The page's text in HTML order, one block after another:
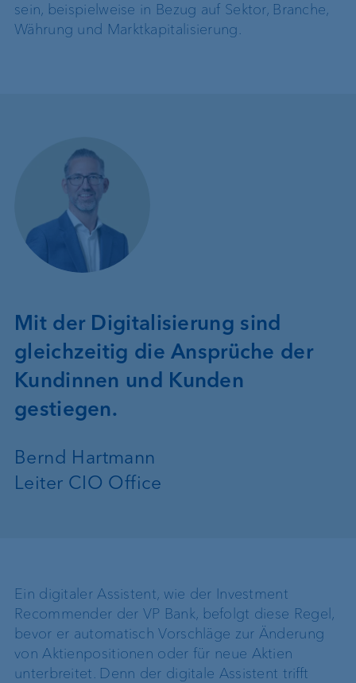
sein, beispielweise in Bezug auf Sektor, Branche,
Währung und Marktkapitalisierung.
Mit der Digitalisierung sind
gleichzeitig die Ansprüche der
Kundinnen und Kunden
gestiegen.
Bernd Hartmann
Leiter CIO Office
Ein digitaler Assistent, wie der Investment
Recommender der VP Bank, befolgt diese Regel,
bevor er automatisch Vorschläge zur Änderung
von Aktienpositionen oder für neue Aktien
unterbreitet. Denn der digitale Assistent trifft